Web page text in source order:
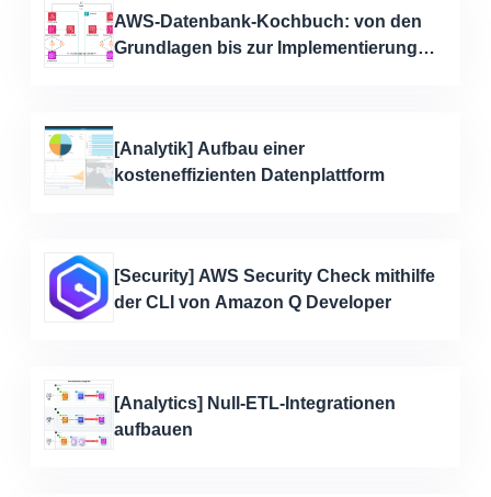
AWS-Datenbank-Kochbuch: von den
Grundlagen bis zur Implementierung
[Analytik] Aufbau einer
kosteneffizienten Datenplattform
[Security] AWS Security Check mithilfe
der CLI von Amazon Q Developer
[Analytics] Null-ETL-Integrationen
aufbauen